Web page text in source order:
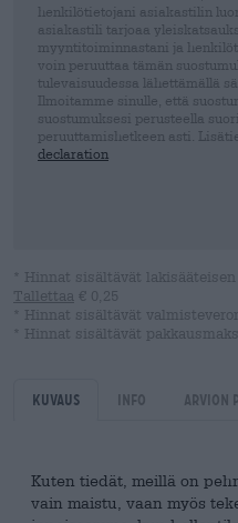
henkilötietojani asiakastilin
asiakastili tarjoaa
myyntitoiminnastani ja
voin peruuttaa tämän
tulevaisuudessa lähettämällä
Ilmoitamme sinulle, että
suostumuksesi perusteella
peruuttamishetkeen asti.
declaration
* Hinnat sisältävät
Tallettaa € 0,25
* Hinnat sisältävät
* Hinnat sisältävät
Kuvaus Info Arvion
Kuten tiedät, meillä on
vain maistu, vaan myös